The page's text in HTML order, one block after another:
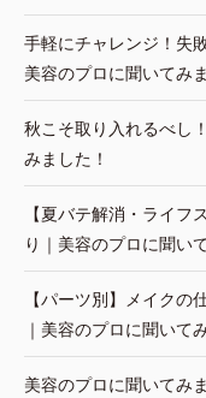
手軽にチャレンジ！失
美容のプロに聞いてみ
秋こそ取り入れるべし
みました！
【夏バテ解消・ライフ
り｜美容のプロに聞い
【パーツ別】メイク
｜美容のプロに聞いて
美容のプロに聞いてみ